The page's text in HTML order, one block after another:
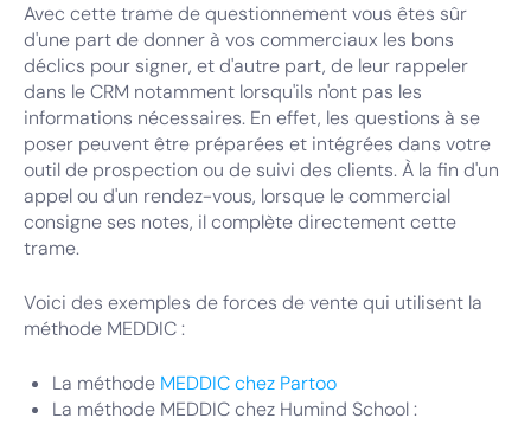
Avec cette trame de questionnement vous êtes sûr
d'une part de donner à vos commerciaux les bons
déclics pour signer, et d'autre part, de leur rappeler
dans le CRM notamment lorsqu'ils n'ont pas les
informations nécessaires. En effet, les questions à se
poser peuvent être préparées et intégrées dans votre
outil de prospection ou de suivi des clients. À la fin d'un
appel ou d'un rendez-vous, lorsque le commercial
consigne ses notes, il complète directement cette
trame.
Voici des exemples de forces de vente qui utilisent la
méthode MEDDIC :
La méthode MEDDIC chez Partoo
La méthode MEDDIC chez Humind School :